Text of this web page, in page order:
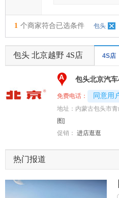
1 个商家符合已选条件 包头
包头 北京越野 4S店 4S店
A 包头北京汽车
免费电话： 同意用
地址： 内蒙古包头市
图]
促销： 进店逛逛
热门报道